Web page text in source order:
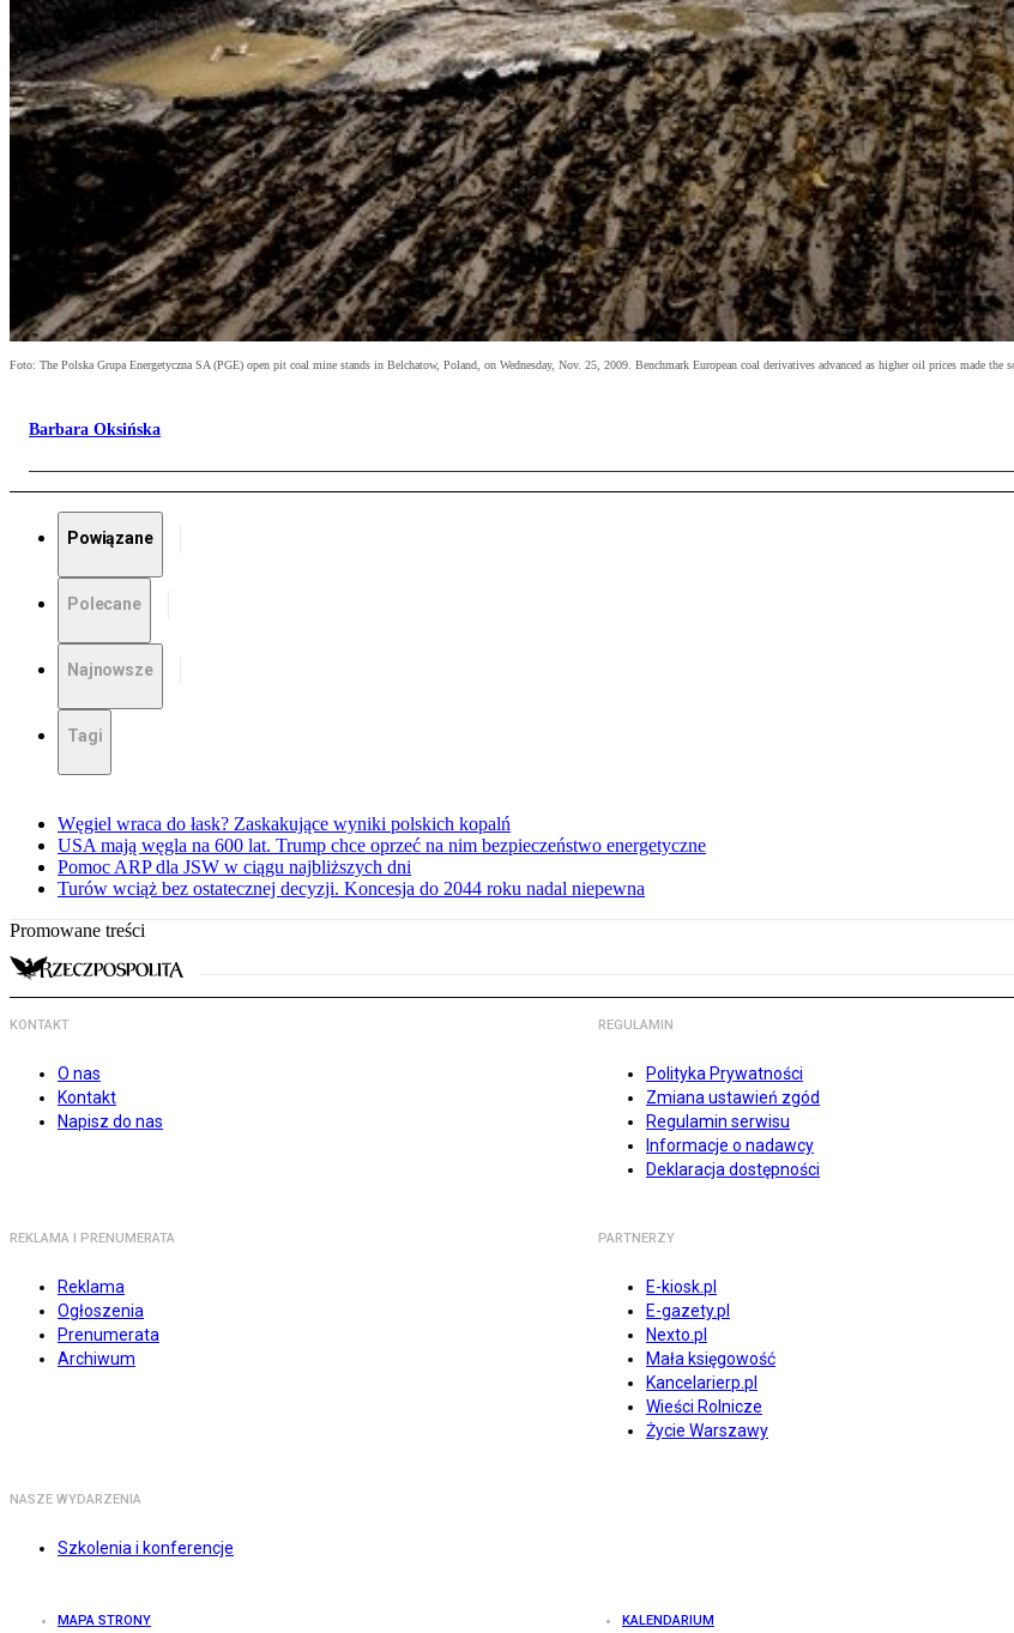
Foto: The Polska Grupa Energetyczna SA (PGE) open pit coal mine stands in Belchatow, Poland, on Wednesday, Nov. 25, 2009. Benchmark European coal derivatives advanced as higher oil prices made
Barbara Oksińska
Powiązane
Polecane
Najnowsze
Tagi
Węgiel wraca do łask? Zaskakujące wyniki polskich kopalń
USA mają węgla na 600 lat. Trump chce oprzeć na nim bezpieczeństwo energetyczne
Pomoc ARP dla JSW w ciągu najbliższych dni
Turów wciąż bez ostatecznej decyzji. Koncesja do 2044 roku nadal niepewna
Promowane treści
KONTAKT
O nas
Kontakt
Napisz do nas
REGULAMIN
Polityka Prywatności
Zmiana ustawień zgód
Regulamin serwisu
Informacje o nadawcy
Deklaracja dostępności
REKLAMA I PRENUMERATA
Reklama
Ogłoszenia
Prenumerata
Archiwum
PARTNERZY
E-kiosk.pl
E-gazety.pl
Nexto.pl
Mała księgowość
Kancelarierp.pl
Wieści Rolnicze
Życie Warszawy
NASZE WYDARZENIA
Szkolenia i konferencje
MAPA STRONY KALENDARIUM